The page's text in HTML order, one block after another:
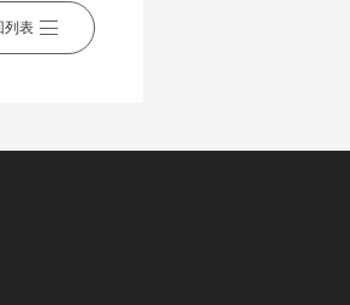
列表